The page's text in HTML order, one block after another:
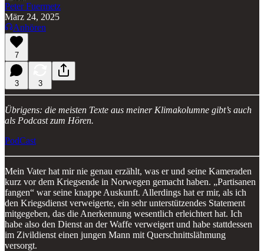
Peter Fuermetz
März 24, 2025
Anhören
7
3 3
Übrigens: die meisten Texte aus meiner Klimakolumne gibt’s auch
als Podcast zum Hören.
PodCast
Mein Vater hat mir nie genau erzählt, was er und seine Kameraden
kurz vor dem Kriegsende in Norwegen gemacht haben. „Partisanen
fangen“ war seine knappe Auskunft. Allerdings hat er mir, als ich
den Kriegsdienst verweigerte, ein sehr unterstützendes Statement
mitgegeben, das die Anerkennung wesentlich erleichtert hat. Ich
habe also den Dienst an der Waffe verweigert und habe stattdessen
im Zivildienst einen jungen Mann mit Querschnittslähmung
versorgt.